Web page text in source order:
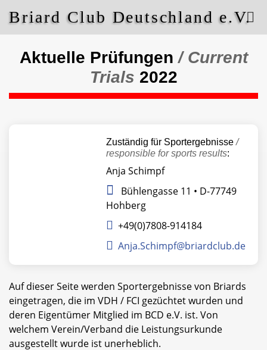
Briard Club Deutschland e.V.
Aktuelle Prüfungen/ Current
Trials 2022
Zuständig für Sportergebnisse/
responsible for sports results:
Anja Schimpf
Bühlengasse 11 • D-77749
Hohberg
+49(0)7808-914184
Anja.Schimpf@briardclub.de
Auf dieser Seite werden Sportergebnisse von Briards
eingetragen, die im VDH / FCI gezüchtet wurden und
deren Eigentümer Mitglied im BCD e.V. ist. Von
welchem Verein/Verband die Leistungsurkunde
ausgestellt wurde ist unerheblich.